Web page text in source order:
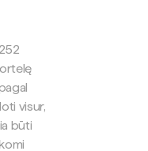
visur,
būti